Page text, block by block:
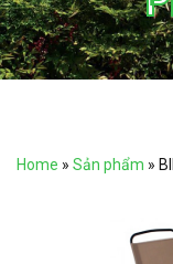
Home » Sản phẩm »